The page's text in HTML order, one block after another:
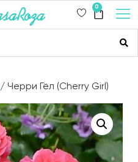
0
/ Черри Гёл (Cherry Girl)